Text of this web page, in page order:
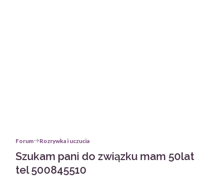
Forum Rozrywka i uczucia
Szukam pani do związku mam 50lat
tel 500845510